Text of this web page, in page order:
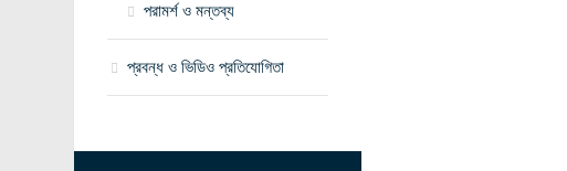
পরামর্শ ও মন্তব্য
প্রবন্ধ ও ভিডিও প্রতিযোগিতা